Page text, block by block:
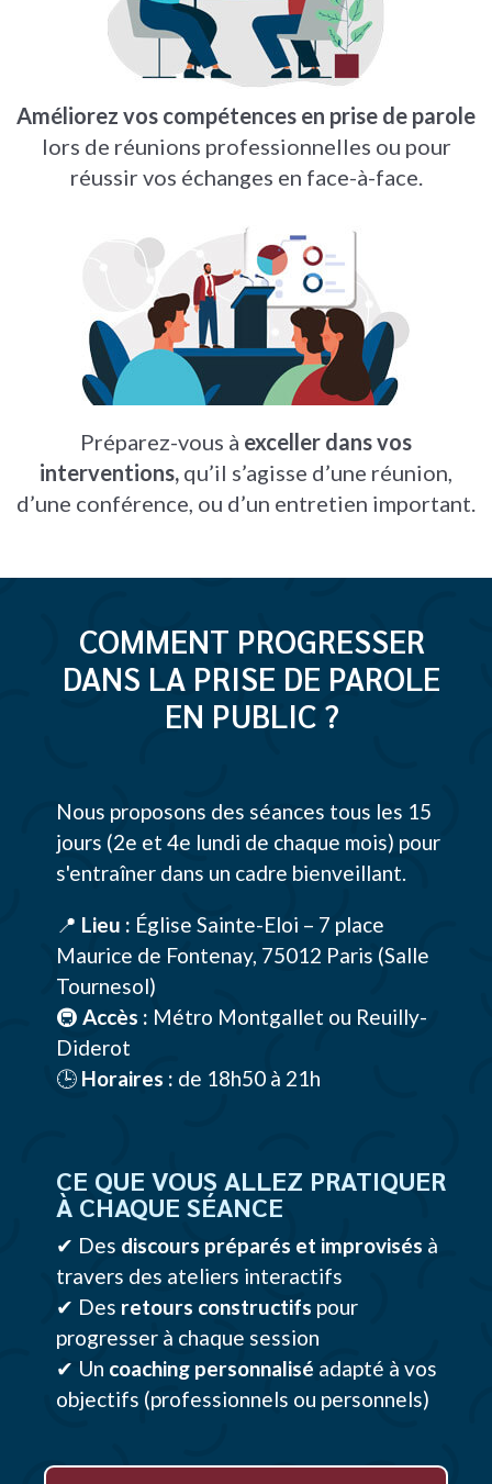
Améliorez vos compétences en prise de parole
lors de réunions professionnelles ou pour
réussir vos échanges en face-à-face.
Préparez-vous à exceller dans vos
interventions, qu’il s’agisse d’une réunion,
d’une conférence, ou d’un entretien important.
COMMENT PROGRESSER
DANS LA PRISE DE PAROLE
EN PUBLIC ?
Nous proposons des séances tous les 15
jours (2e et 4e lundi de chaque mois) pour
s'entraîner dans un cadre bienveillant.
📍 Lieu : Église Sainte-Eloi – 7 place
Maurice de Fontenay, 75012 Paris (Salle
Tournesol)
🚇Accès : Métro Montgallet ou Reuilly-
Diderot
🕒 Horaires : de 18h50 à 21h
CE QUE VOUS ALLEZ PRATIQUER
À CHAQUE SÉANCE
✔ Des discours préparés et improvisés à
travers des ateliers interactifs
✔ Des retours constructifs pour
progresser à chaque session
✔ Un coaching personnalisé adapté à vos
objectifs (professionnels ou personnels)